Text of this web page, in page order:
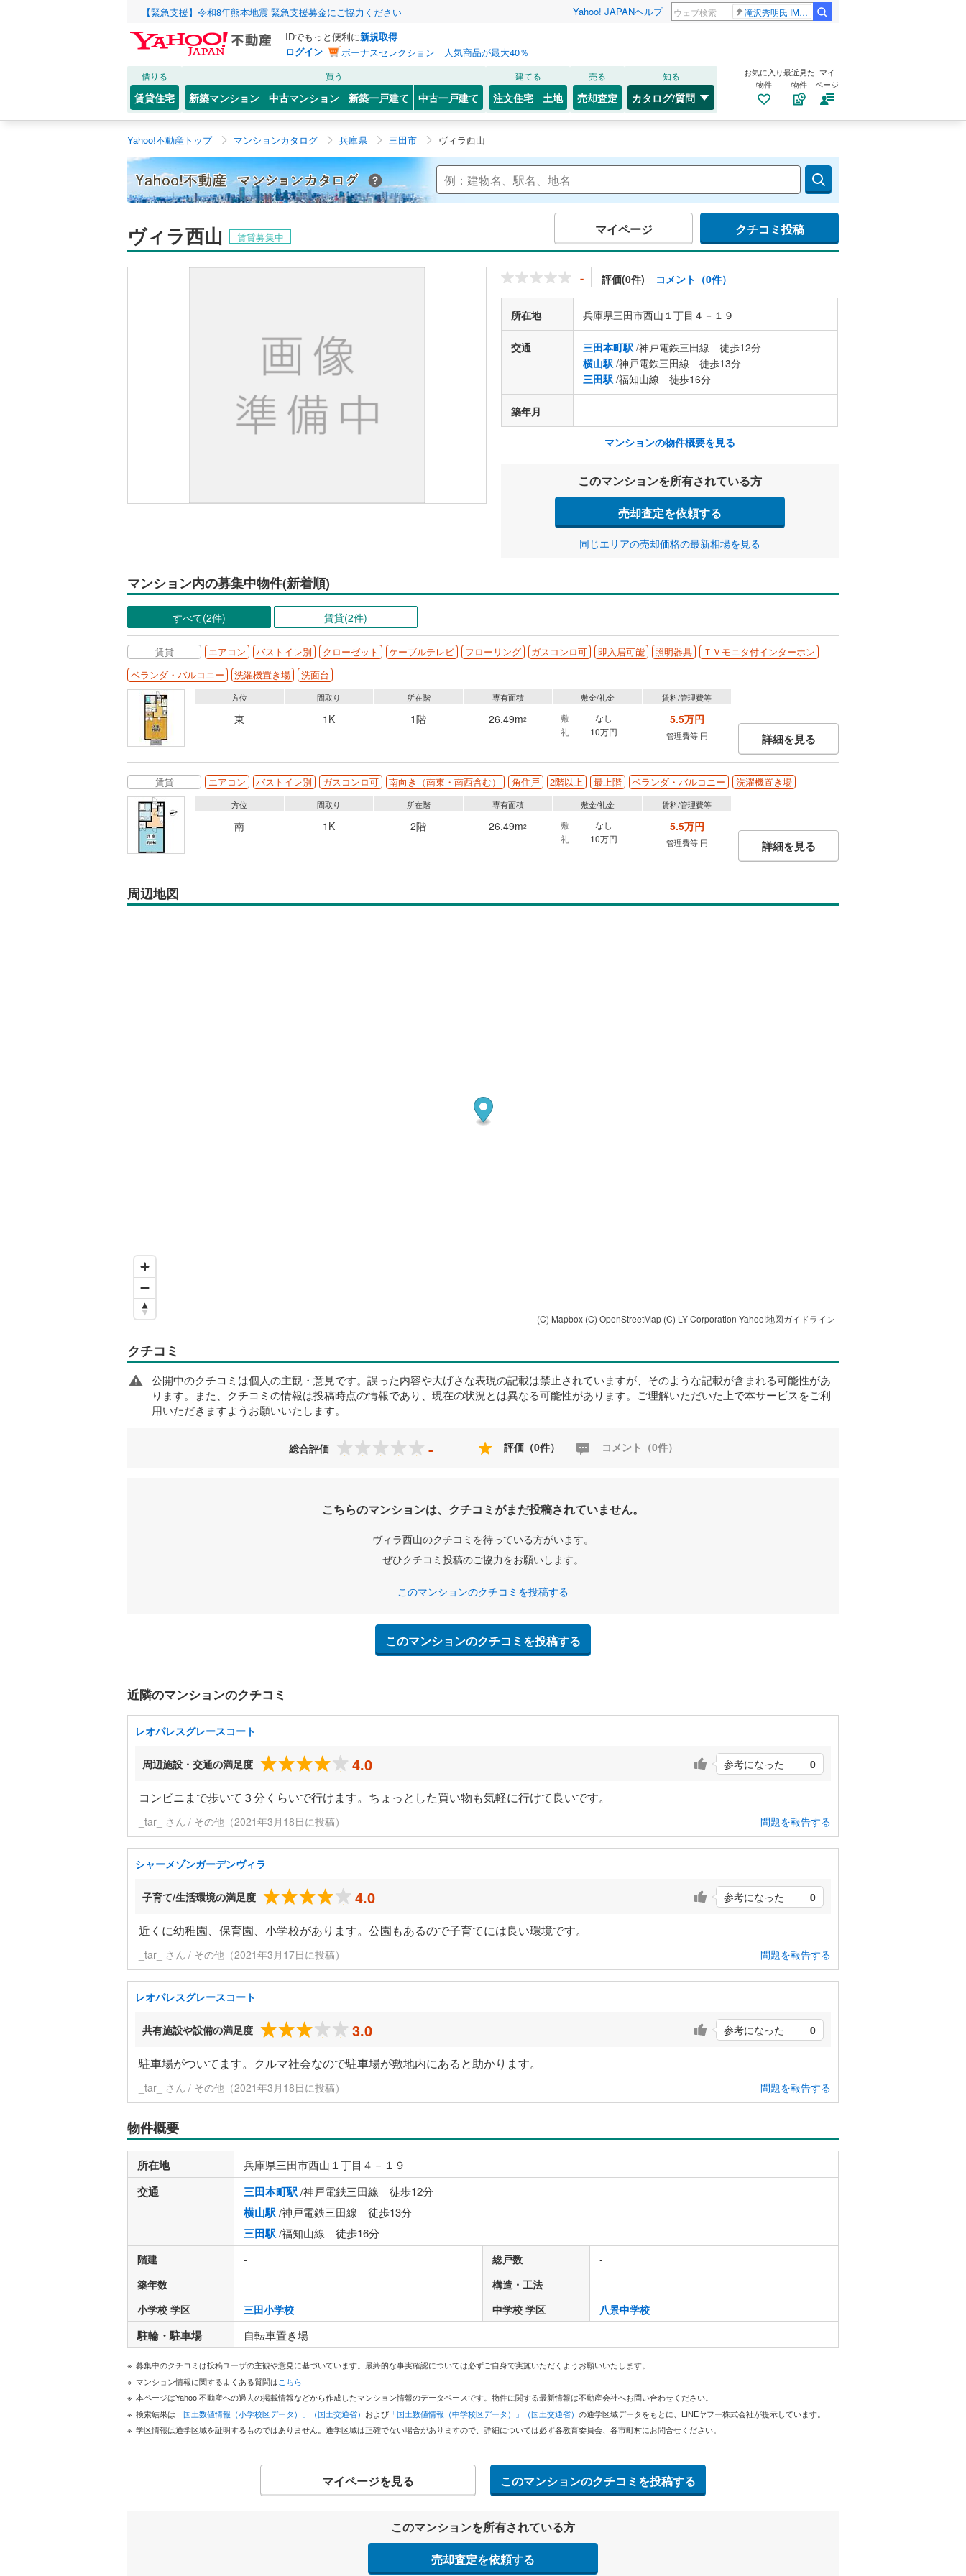
【緊急支援】令和8年熊本地震 緊急支援募金にご協力ください Yahoo! JAPANヘルプ 滝沢秀明氏 IMPACT26
IDでもっと便利に新規取得
ログイン
ボーナスセレクション 人気商品が最大40％
借りる
賃貸住宅
買う
新築マンション 中古マンション 新築一戸建て 中古一戸建て
建てる
注文住宅 土地
売る
売却査定
知る
カタログ/質問
お気に入り
物件
最近見た
物件
マイ
ページ
Yahoo!不動産トップ マンションカタログ 兵庫県 三田市 ヴィラ西山
Yahoo!不動産 マンションカタログ
ヴィラ西山 賃貸募集中 マイページ クチコミ投稿
- 評価(0件) コメント（0件）
所在地 兵庫県三田市西山１丁目４－１９
交通 三田本町駅 /神戸電鉄三田線 徒歩12分
横山駅 /神戸電鉄三田線 徒歩13分
三田駅 /福知山線 徒歩16分
築年月 -
マンションの物件概要を見る
このマンションを所有されている方
売却査定を依頼する
同じエリアの売却価格の最新相場を見る
マンション内の募集中物件(新着順)
すべて(2件) 賃貸(2件)
賃貸 エアコン バストイレ別 クローゼット ケーブルテレビ フローリング ガスコンロ可 即入居可能 照明器具
ＴＶモニタ付インターホン
ベランダ・バルコニー
洗濯機置き場 洗面台
賃料/管理費等
5.5万円
管理費等 円
敷金/礼金
敷
なし
礼
10万円
専有面積
26.49m2
所在階
1階
間取り
1K
方位
東
詳細を見る
賃貸 エアコン バストイレ別 ガスコンロ可 南向き（南東・南西含む） 角住戸 2階以上 最上階 ベランダ・バルコニー 洗濯機置き場
賃料/管理費等
5.5万円
管理費等 円
敷金/礼金
敷
なし
礼
10万円
専有面積
26.49m2
所在階
2階
間取り
1K
方位
南
詳細を見る
周辺地図
(C) Mapbox (C) OpenStreetMap (C) LY Corporation Yahoo!地図ガイドライン
クチコミ
公開中のクチコミは個人の主観・意見です。誤った内容や大げさな表現の記載は禁止されていますが、そのような記載が含まれる可能性があ
ります。また、クチコミの情報は投稿時点の情報であり、現在の状況とは異なる可能性があります。ご理解いただいた上で本サービスをご利
用いただきますようお願いいたします。
総合評価 - 評価（0件） コメント（0件）
こちらのマンションは、クチコミがまだ投稿されていません。
ヴィラ西山のクチコミを待っている方がいます。
ぜひクチコミ投稿のご協力をお願いします。
このマンションのクチコミを投稿する
このマンションのクチコミを投稿する
近隣のマンションのクチコミ
レオパレスグレースコート
周辺施設・交通の満足度 4.0 参考になった 0
コンビニまで歩いて３分くらいで行けます。ちょっとした買い物も気軽に行けて良いです。
_tar_ さん / その他（2021年3月18日に投稿） 問題を報告する
シャーメゾンガーデンヴィラ
子育て/生活環境の満足度 4.0 参考になった 0
近くに幼稚園、保育園、小学校があります。公園もあるので子育てには良い環境です。
_tar_ さん / その他（2021年3月17日に投稿） 問題を報告する
レオパレスグレースコート
共有施設や設備の満足度 3.0 参考になった 0
駐車場がついてます。クルマ社会なので駐車場が敷地内にあると助かります。
_tar_ さん / その他（2021年3月18日に投稿） 問題を報告する
物件概要
所在地 兵庫県三田市西山１丁目４－１９
交通 三田本町駅/神戸電鉄三田線 徒歩12分
横山駅/神戸電鉄三田線 徒歩13分
三田駅/福知山線 徒歩16分
階建 - 総戸数
-
築年数
- 構造・工法
-
小学校 学区
三田小学校 中学校 学区 八景中学校
駐輪・駐車場 自転車置き場
募集中のクチコミは投稿ユーザの主観や意見に基づいています。最終的な事実確認については必ずご自身で実施いただくようお願いいたします。
マンション情報に関するよくある質問はこちら
本ページはYahoo!不動産への過去の掲載情報などから作成したマンション情報のデータベースです。物件に関する最新情報は不動産会社へお問い合わせください。
検索結果は 「国土数値情報（小学校区データ）」（国土交通省） および 「国土数値情報（中学校区データ）」（国土交通省） の通学区域データをもとに、LINEヤフー株式会社が提示しています。
学区情報は通学区域を証明するものではありません。通学区域は正確でない場合がありますので、詳細については必ず各教育委員会、各市町村にお問合せください。
マイページを見る このマンションのクチコミを投稿する
このマンションを所有されている方
売却査定を依頼する